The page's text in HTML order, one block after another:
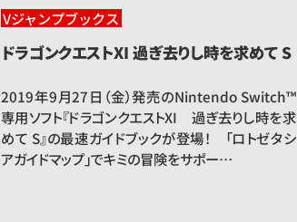
Vジャンプブックス
ドラゴンクエストXI 過ぎ去りし時を求めて S
2019年9月27日（金）発売のNintendo Switch™
専用ソフト『ドラゴンクエストXI 過ぎ去りし時を求
めて S』の最速ガイドブックが登場！ 「ロトゼタシ
アガイドマップ」でキミの冒険をサポー…